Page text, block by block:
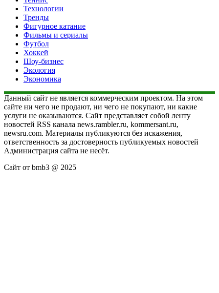
Технологии
Тренды
Фигурное катание
Фильмы и сериалы
Футбол
Хоккей
Шоу-бизнес
Экология
Экономика
Данный сайт не является коммерческим проектом. На этом
сайте ни чего не продают, ни чего не покупают, ни какие
услуги не оказываются. Сайт представляет собой ленту
новостей RSS канала news.rambler.ru, kommersant.ru,
newsru.com. Материалы публикуются без искажения,
ответственность за достоверность публикуемых новостей
Администрация сайта не несёт.
Сайт от bmb3 @ 2025